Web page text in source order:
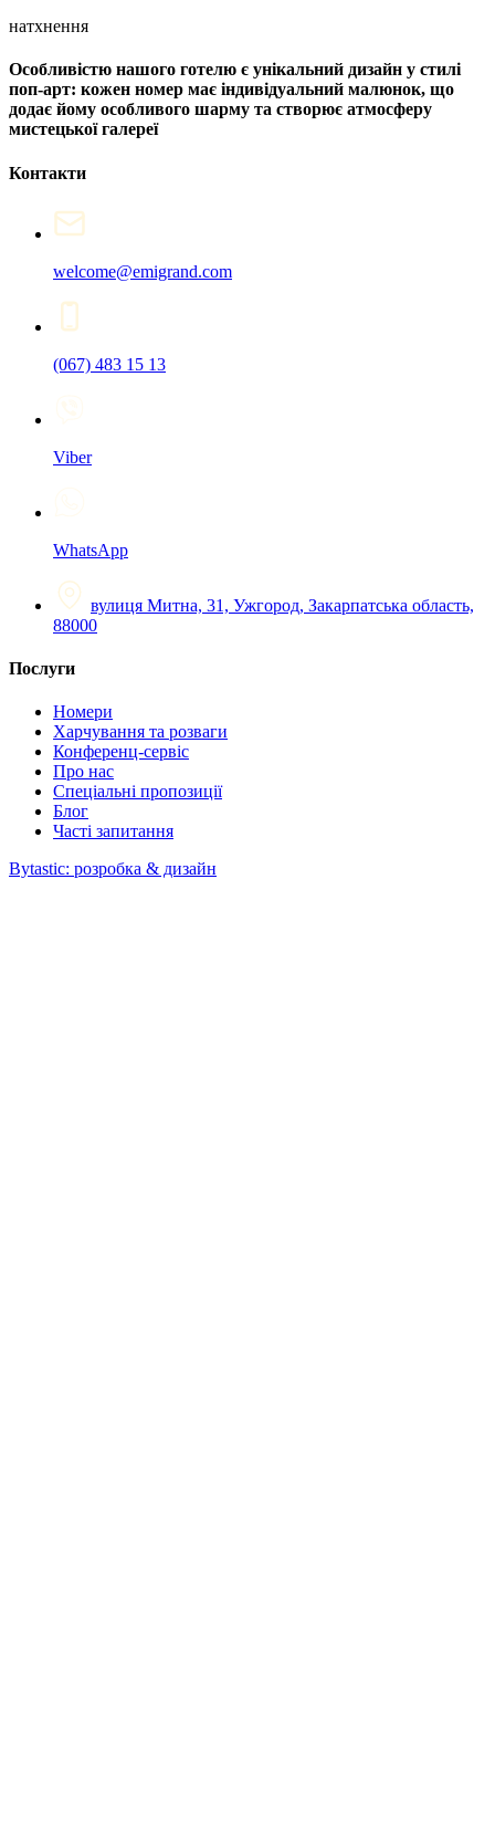
натхнення
Особливістю нашого готелю є унікальний дизайн у стилі
поп-арт: кожен номер має індивідуальний малюнок, що
додає йому особливого шарму та створює атмосферу
мистецької галереї
Контакти
welcome@emigrand.com
(067) 483 15 13
Viber
WhatsApp
вулиця Митна, 31, Ужгород, Закарпатська область,
88000
Послуги
Номери
Харчування та розваги
Конференц-сервіс
Про нас
Спеціальні пропозиції
Блог
Часті запитання
Bytastic: розробка & дизайн